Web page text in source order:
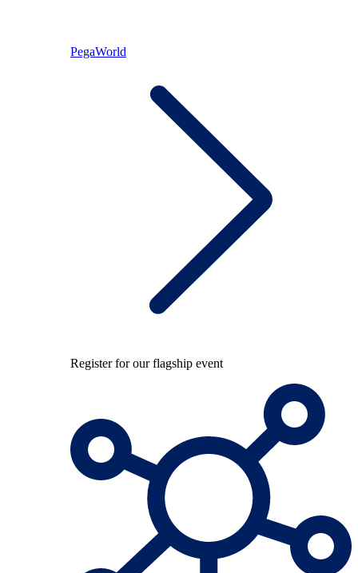
PegaWorld
Register for our flagship event